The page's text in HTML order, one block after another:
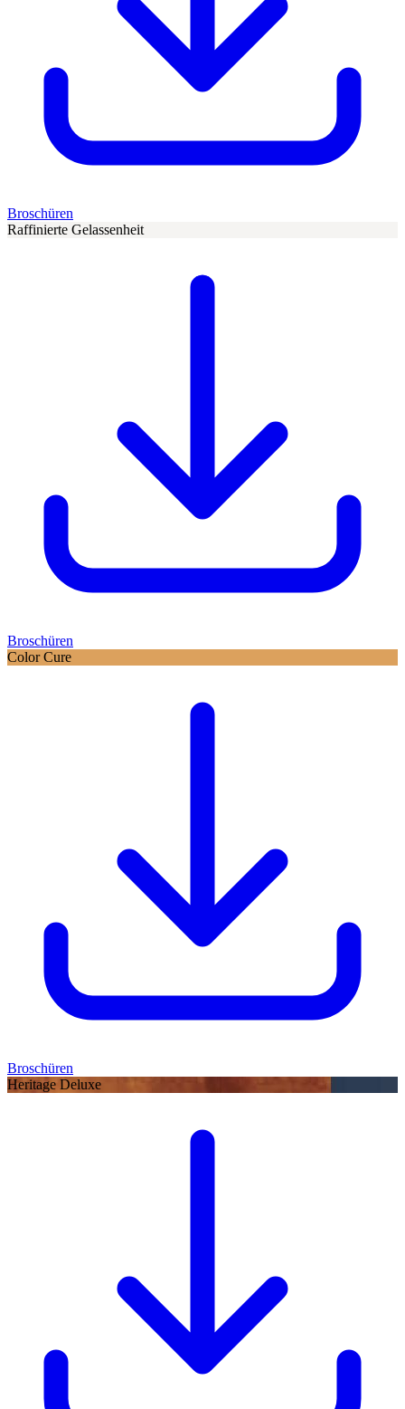
Broschüren
Raffinierte Gelassenheit
Broschüren
Color Cure
Broschüren
Heritage Deluxe